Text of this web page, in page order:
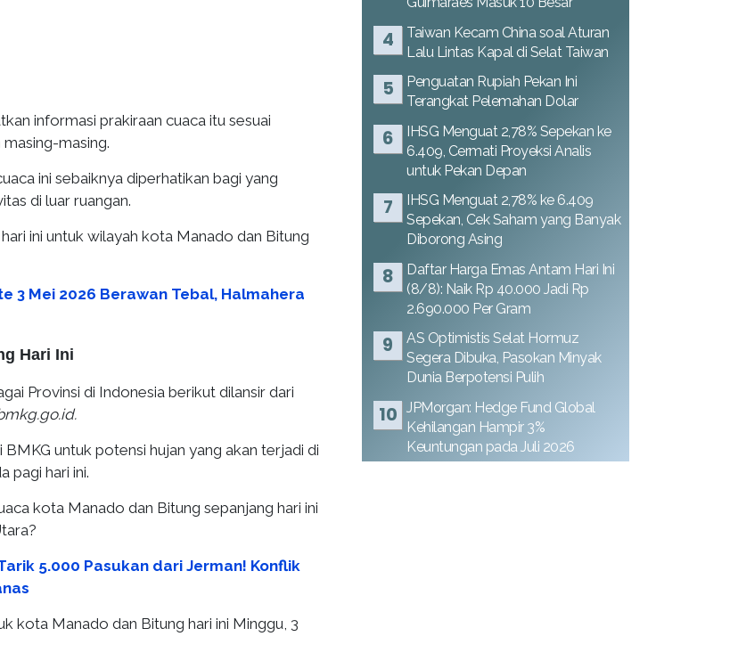
informasi prakiraan cuaca itu sesuai
masing.
ini sebaiknya diperhatikan bagi yang
di luar ruangan.
ini untuk wilayah kota Manado dan Bitung
3 Mei 2026 Berawan Tebal, Halmahera
Hari Ini
Provinsi di Indonesia berikut dilansir dari
untuk potensi hujan yang akan terjadi di
pagi hari ini.
kota Manado dan Bitung sepanjang hari ini
5.000 Pasukan dari Jerman! Konflik
kota Manado dan Bitung hari ini Minggu, 3
Taiwan Kecam China soal Aturan
Lalu Lintas Kapal di Selat Taiwan
Penguatan Rupiah Pekan Ini
Terangkat Pelemahan Dolar
IHSG Menguat 2,78% Sepekan ke
6.409, Cermati Proyeksi Analis
untuk Pekan Depan
IHSG Menguat 2,78% ke 6.409
Sepekan, Cek Saham yang Banyak
Diborong Asing
Daftar Harga Emas Antam Hari Ini
(8/8): Naik Rp 40.000 Jadi Rp
2.690.000 Per Gram
AS Optimistis Selat Hormuz
Segera Dibuka, Pasokan Minyak
Dunia Berpotensi Pulih
JPMorgan: Hedge Fund Global
Kehilangan Hampir 3%
Keuntungan pada Juli 2026